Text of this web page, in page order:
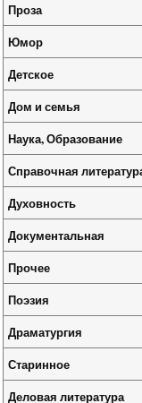
Проза
Юмор
Детское
Дом и семья
Наука, Образование
Справочная
Духовность
Документальная
Прочее
Поэзия
Драматургия
Старинное
Деловая литература